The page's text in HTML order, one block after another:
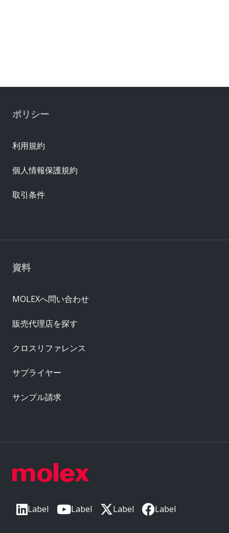
Label Label Label Label
資料
MOLEXへ問い合わせ
販売代理店を探す
クロスリファレンス
サプライヤー
サンプル請求
ポリシー
利用規約
個人情報保護規約
取引条件